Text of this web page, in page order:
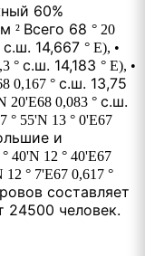
60%
² Всего 68 ° 20
с.ш. 14,667 ° E), •
° с.ш. 14,183 ° E), •
0,167 ° с.ш. 13,75
20'E68 0,083 ° с.ш.
° 55'N 13 ° 0'E67
и
40'N 12 ° 40'E67
12 ° 7'E67 0,617 °
составляет
24500 человек.